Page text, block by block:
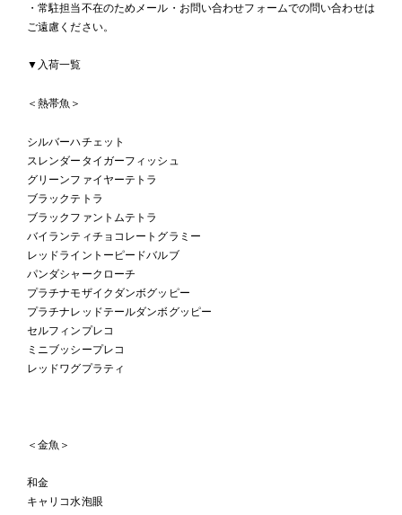
・常駐担当不在のためメール・お問い合わせフォームでの問い合わせは
ご遠慮ください。
▼入荷一覧
＜熱帯魚＞
シルバーハチェット
スレンダータイガーフィッシュ
グリーンファイヤーテトラ
ブラックテトラ
ブラックファントムテトラ
バイランティチョコレートグラミー
レッドライントーピードバルブ
パンダシャークローチ
プラチナモザイクダンボグッピー
プラチナレッドテールダンボグッピー
セルフィンプレコ
ミニブッシープレコ
レッドワグプラティ
＜金魚＞
和金
キャリコ水泡眼